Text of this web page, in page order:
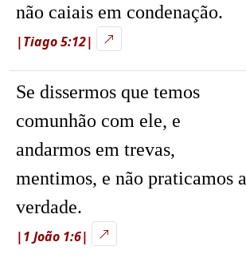
não caiais em condenação.
|Tiago 5:12|
Se dissermos que temos
comunhão com ele, e
andarmos em trevas,
mentimos, e não praticamos a
verdade.
|1 João 1:6|